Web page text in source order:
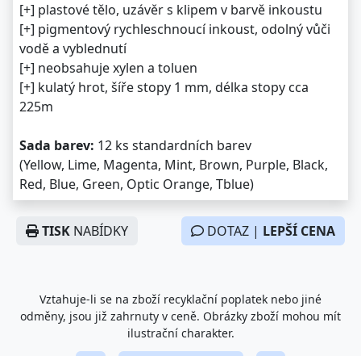
[+] plastové tělo, uzávěr s klipem v barvě inkoustu
[+] pigmentový rychleschnoucí inkoust, odolný vůči
vodě a vyblednutí
[+] neobsahuje xylen a toluen
[+] kulatý hrot, šíře stopy 1 mm, délka stopy cca
225m
Sada barev: 12 ks standardních barev
(Yellow, Lime, Magenta, Mint, Brown, Purple, Black,
Red, Blue, Green, Optic Orange, Tblue)
TISK NABÍDKY DOTAZ | LEPŠÍ CENA
Vztahuje-li se na zboží recyklační poplatek nebo jiné
odměny, jsou již zahrnuty v ceně. Obrázky zboží mohou mít
ilustrační charakter.